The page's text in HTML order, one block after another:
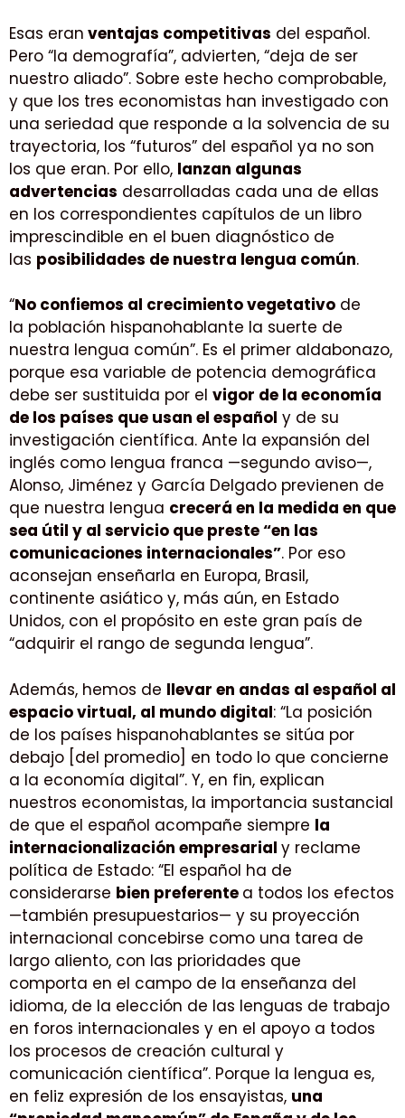
Esas eran ventajas competitivas del español.
Pero “la demografía”, advierten, “deja de ser
nuestro aliado”. Sobre este hecho comprobable,
y que los tres economistas han investigado con
una seriedad que responde a la solvencia de su
trayectoria, los “futuros” del español ya no son
los que eran. Por ello, lanzan algunas
advertencias desarrolladas cada una de ellas
en los correspondientes capítulos de un libro
imprescindible en el buen diagnóstico de
las posibilidades de nuestra lengua común.
“No confiemos al crecimiento vegetativo de
la población hispanohablante la suerte de
nuestra lengua común”. Es el primer aldabonazo,
porque esa variable de potencia demográfica
debe ser sustituida por el vigor de la economía
de los países que usan el español y de su
investigación científica. Ante la expansión del
inglés como lengua franca —segundo aviso—,
Alonso, Jiménez y García Delgado previenen de
que nuestra lengua crecerá en la medida en que
sea útil y al servicio que preste “en las
comunicaciones internacionales”. Por eso
aconsejan enseñarla en Europa, Brasil,
continente asiático y, más aún, en Estado
Unidos, con el propósito en este gran país de
“adquirir el rango de segunda lengua”.
Además, hemos de llevar en andas al español al
espacio virtual, al mundo digital: “La posición
de los países hispanohablantes se sitúa por
debajo [del promedio] en todo lo que concierne
a la economía digital”. Y, en fin, explican
nuestros economistas, la importancia sustancial
de que el español acompañe siempre la
internacionalización empresarial y reclame
política de Estado: “El español ha de
considerarse bien preferente a todos los efectos
—también presupuestarios— y su proyección
internacional concebirse como una tarea de
largo aliento, con las prioridades que
comporta en el campo de la enseñanza del
idioma, de la elección de las lenguas de trabajo
en foros internacionales y en el apoyo a todos
los procesos de creación cultural y
comunicación científica”. Porque la lengua es,
en feliz expresión de los ensayistas, una